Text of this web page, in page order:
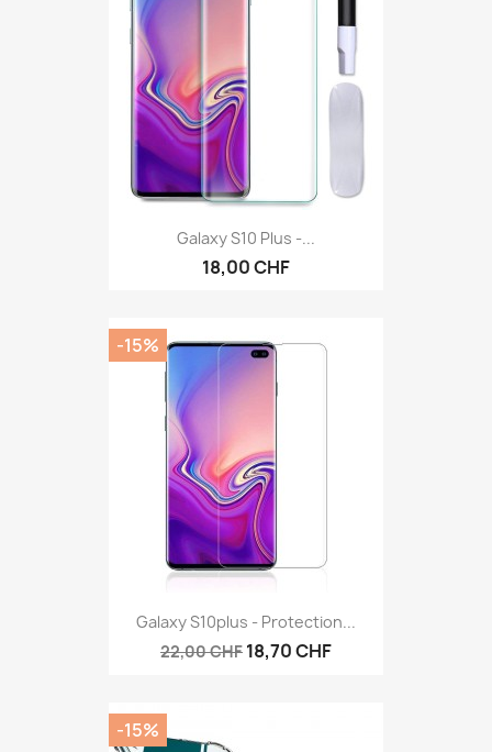
Galaxy S10 Plus -...
18,00 CHF
Galaxy S10plus - Protection...
22,00 CHF 18,70 CHF
-15%
-15%